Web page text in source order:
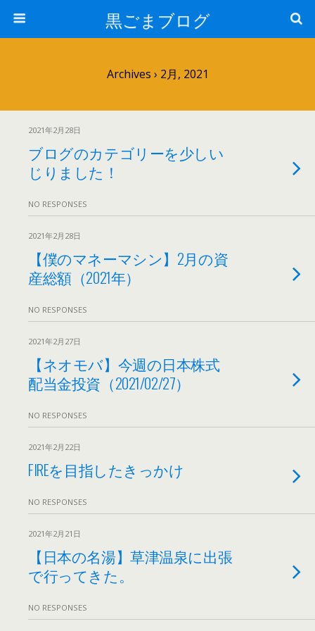
黒ごまブログ
Archives › 2月, 2021
2021年2月28日
ブログのカテゴリーを少しい
じりました！
NO RESPONSES
2021年2月28日
【僕のマネーマシン】2月の資
産総額（2021年）
NO RESPONSES
2021年2月27日
【ネオモバ】今週の日本株式
配当金投資（2021/02/27）
NO RESPONSES
2021年2月22日
FIREを目指したきっかけ
NO RESPONSES
2021年2月21日
【日本の名湯】草津温泉に出張
で行ってきた。
NO RESPONSES